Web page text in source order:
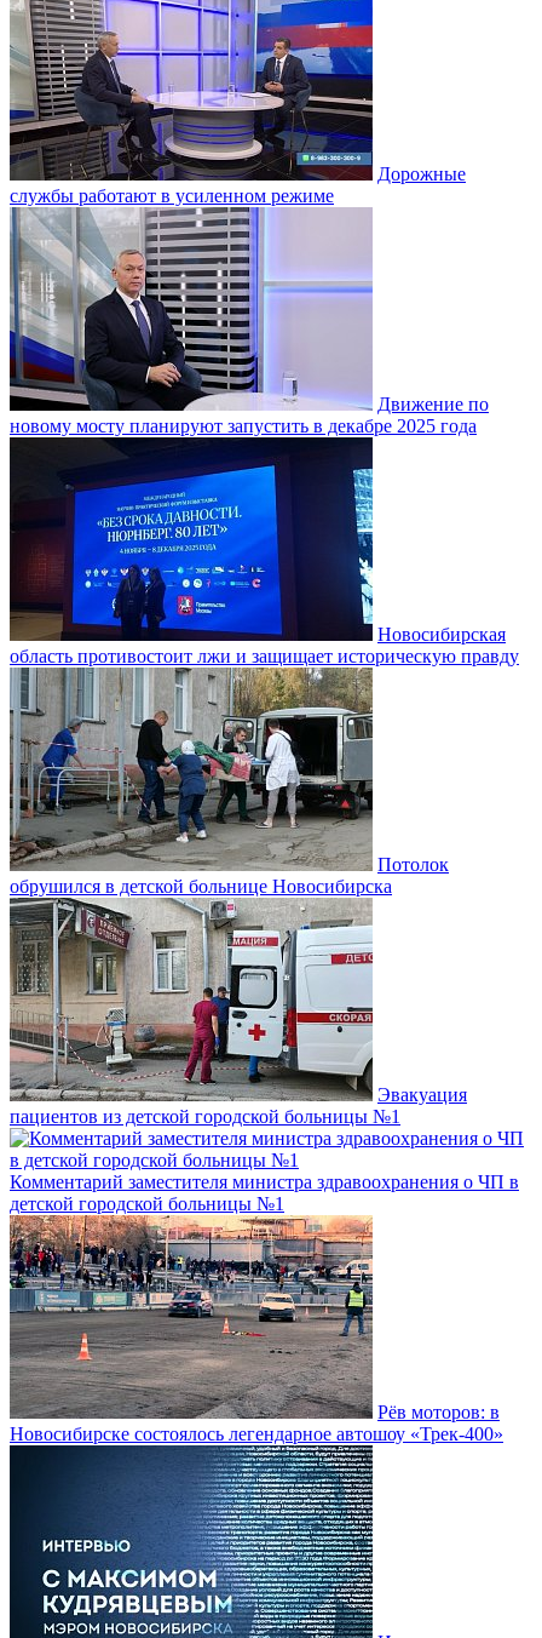
Дорожные
службы работают в усиленном режиме
Движение по
новому мосту планируют запустить в декабре 2025 года
Новосибирская
область противостоит лжи и защищает историческую правду
Потолок
обрушился в детской больнице Новосибирска
Эвакуация
пациентов из детской городской больницы №1
Комментарий заместителя министра здравоохранения о ЧП в
детской городской больницы №1
Рёв моторов: в
Новосибирске состоялось легендарное автошоу «Трек-400»